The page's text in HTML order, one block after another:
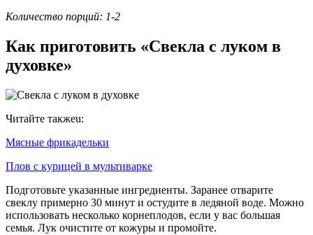
Количество порций: 1-2
Как приготовить «Свекла с луком в
духовке»
Читайте такжеu:
Мясные фрикадельки
Плов с курицей в мультиварке
Подготовьте указанные ингредиенты. Заранее отварите
свеклу примерно 30 минут и остудите в ледяной воде. Можно
использовать несколько корнеплодов, если у вас большая
семья. Лук очистите от кожуры и промойте.